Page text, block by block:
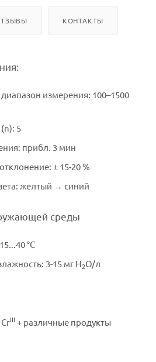
КОНТАКТЫ
измерения: 100–1500
5
прибл. 3 мин
± 15-20 %
желтый → синий
среды
°C
3-15 мг H2O/л
III + различные продукты